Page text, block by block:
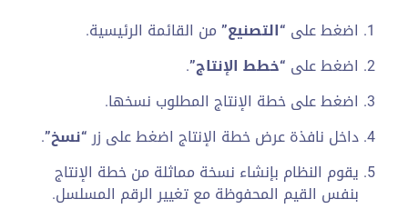
اضغط على “التصنيع”من القائمة الرئيسية.
اضغط على “خطط الإنتاج”.
اضغط على خطة الإنتاج المطلوب نسخها.
داخل نافذة عرض خطة الإنتاج اضغط على زر“نسخ”.
يقوم النظام بإنشاء نسخة مماثلة من خطة الإنتاج
بنفس القيم المحفوظة مع تغيير الرقم المسلسل.